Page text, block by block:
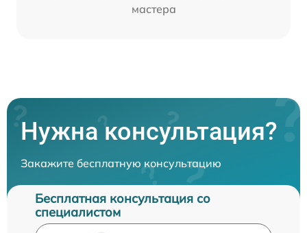
мастера
Нужна консультация?
Закажите бесплатную консультацию
Бесплатная консультация со
специалистом